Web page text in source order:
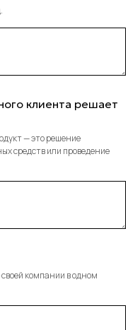
клиента решает
— это решение
средств или проведение
компании в одном